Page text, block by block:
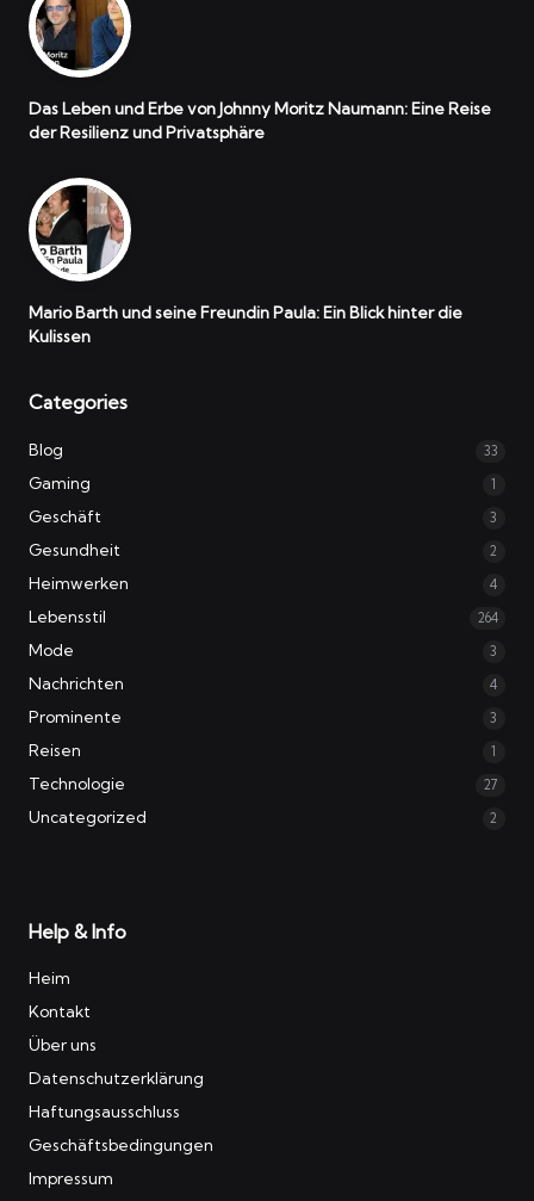
Das Leben und Erbe von Johnny Moritz Naumann: Eine Reise
der Resilienz und Privatsphäre
Mario Barth und seine Freundin Paula: Ein Blick hinter die
Kulissen
Categories
Blog 33
Gaming 1
Geschäft 3
Gesundheit 2
Heimwerken 4
Lebensstil 264
Mode 3
Nachrichten 4
Prominente 3
Reisen 1
Technologie 27
Uncategorized 2
Help & Info
Heim
Kontakt
Über uns
Datenschutzerklärung
Haftungsausschluss
Geschäftsbedingungen
Impressum